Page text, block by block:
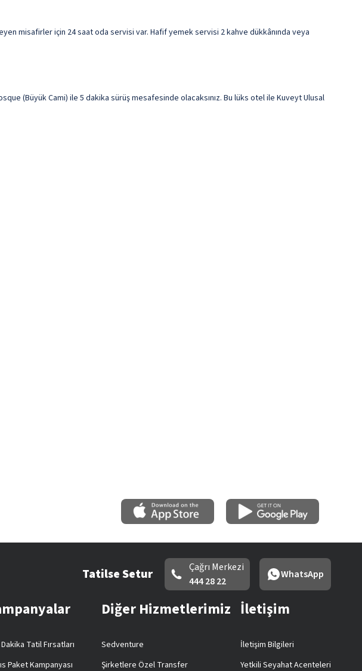
misafirler için 24 saat oda servisi var. Hafif yemek servisi 2 kahve dükkânında veya
(Büyük Cami) ile 5 dakika sürüş mesafesinde olacaksınız. Bu lüks otel ile Kuveyt Ulusal
Tatilse Setur
Çağrı Merkezi
444 28 22
WhatsApp
Tatil Fırsatları
Paket Kampanyası
Diğer Hizmetlerimiz
Sedventure
Şirketlere Özel Transfer
İletişim
İletişim Bilgileri
Yetkili Seyahat Acenteleri